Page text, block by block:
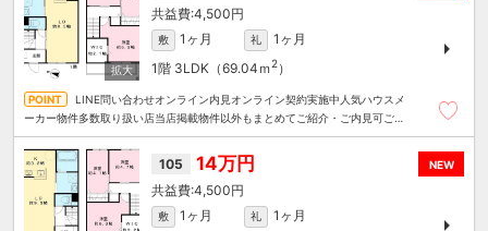
4,500円
敷 1ヶ月 礼
1ヶ月
1階 3LDK（69.04ｍ 2）
LINE問い合わせオンライン内見オンライン契約実施中人気ハウスメ
ーカー物件多数取り扱い店当店掲載物件以外もまとめてご紹介・ご内見可ご予
NEW
105 14万円
4,500円
敷 1ヶ月 礼
1ヶ月